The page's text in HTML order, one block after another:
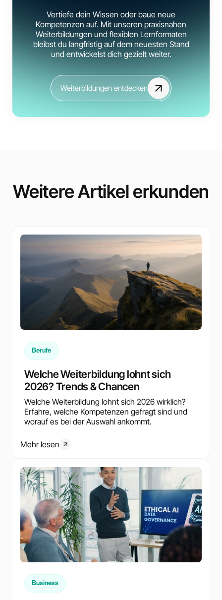
Vertiefe dein Wissen oder baue neue
Kompetenzen auf. Mit unseren praxisnahen
Weiterbildungen und flexiblen Lernformaten
bleibst du langfristig auf dem neuesten Stand
und entwickelst dich gezielt weiter.
Weiterbildungen entdecken
Weitere Artikel erkunden
Berufe
Welche Weiterbildung lohnt sich
2026? Trends & Chancen
Welche Weiterbildung lohnt sich 2026 wirklich?
Erfahre, welche Kompetenzen gefragt sind und
worauf es bei der Auswahl ankommt.
Mehr lesen
Business